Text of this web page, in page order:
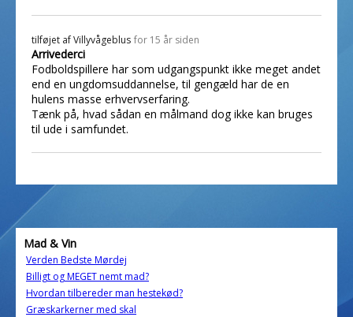
tilføjet afVillyvågeblus for 15 år siden
Arrivederci
Fodboldspillere har som udgangspunkt ikke meget andet
end en ungdomsuddannelse, til gengæld har de en
hulens masse erhvervserfaring.
Tænk på, hvad sådan en målmand dog ikke kan bruges
til ude i samfundet.
Mad & Vin
Verden Bedste Mørdej
Billigt og MEGET nemt mad?
Hvordan tilbereder man hestekød?
Græskarkerner med skal